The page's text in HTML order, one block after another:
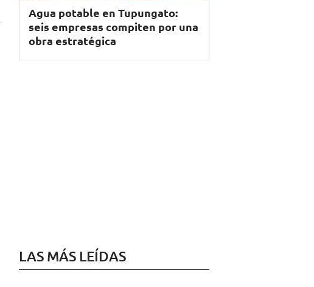
Agua potable en Tupungato:
seis empresas compiten por una
obra estratégica
LAS MÁS LEÍDAS